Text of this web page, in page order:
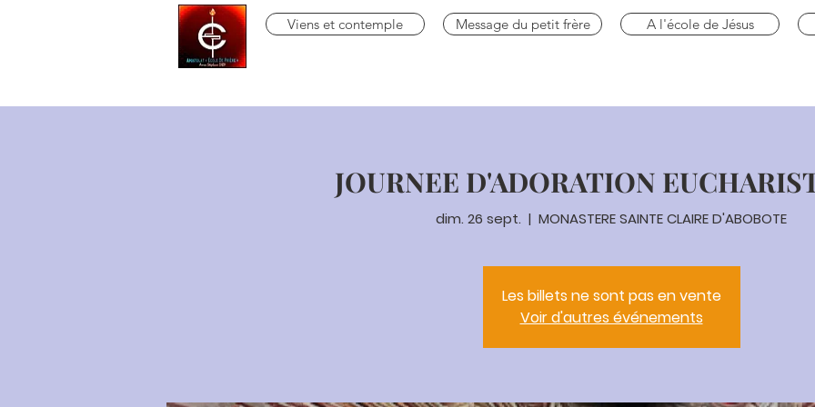
Viens et contemple Message du petit frère A l'école de Jésus
JOURNEE D'ADORATION
dim. 26 sept.
  |
MONASTERE SAINTE CLAIRE D'ABOBOTE
Les billets ne sont pas en vente
Voir d'autres événements